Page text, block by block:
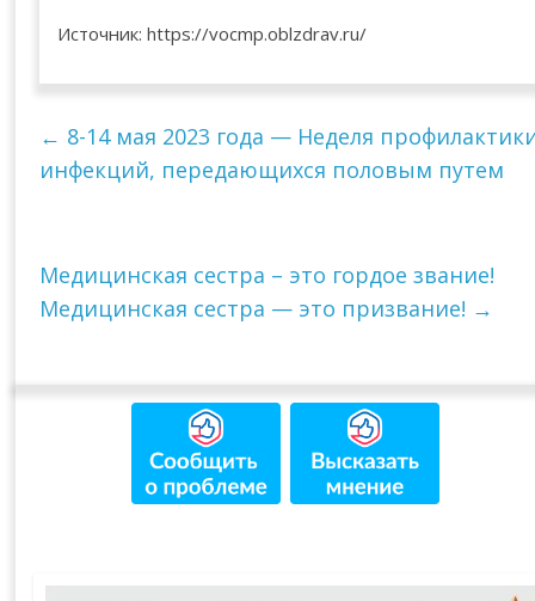
Источник: https://vocmp.oblzdrav.ru/
← 8-14 мая 2023 года — Неделя
инфекций, передающихся половым путем
Медицинская сестра – это гордое звание!
Медицинская сестра — это призвание! →